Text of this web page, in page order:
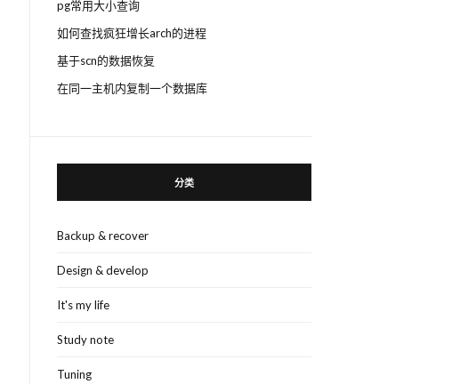
pg常用大小查询
如何查找疯狂增长arch的进程
基于scn的数据恢复
在同一主机内复制一个数据库
分类
Backup & recover
Design & develop
It's my life
Study note
Tuning